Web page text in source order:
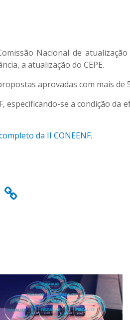
Nacional de
a atualização do CEPE.
aprovadas com mais
especificando-se a condição
da II CONEENF.